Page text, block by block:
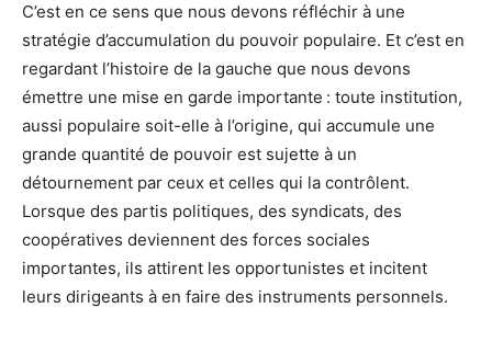
C’est en ce sens que nous devons réfléchir à une
stratégie d’accumulation du pouvoir populaire. Et c’est en
regardant l’histoire de la gauche que nous devons
émettre une mise en garde importante : toute institution,
aussi populaire soit-elle à l’origine, qui accumule une
grande quantité de pouvoir est sujette à un
détournement par ceux et celles qui la contrôlent.
Lorsque des partis politiques, des syndicats, des
coopératives deviennent des forces sociales
importantes, ils attirent les opportunistes et incitent
leurs dirigeants à en faire des instruments personnels.